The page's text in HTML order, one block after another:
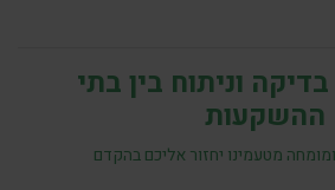
וניתוח בין בתי
ההשקעות
מטעמינו יחזור אליכם בהקדם